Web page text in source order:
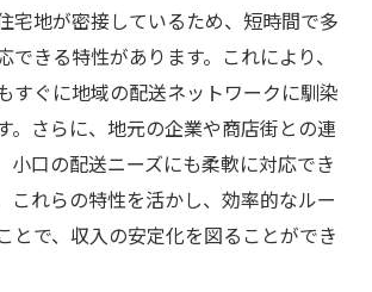
宅地が密接しているため、短時間で多
できる特性があります。これにより、
すぐに地域の配送ネットワークに馴染
。さらに、地元の企業や商店街との連
小口の配送ニーズにも柔軟に対応でき
これらの特性を活かし、効率的なルー
とで、収入の安定化を図ることができ